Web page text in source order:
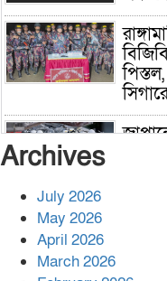
Archives
July 2026
May 2026
April 2026
March 2026